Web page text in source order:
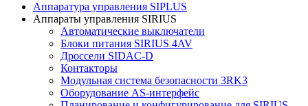
Аппаратура управления SIPLUS
Аппараты управления SIRIUS
Автоматические выключатели
Блоки питания SIRIUS 4AV
Дроссели SIDAC-D
Контакторы
Модульная система безопасности 3RK3
Оборудование AS-интерфейс